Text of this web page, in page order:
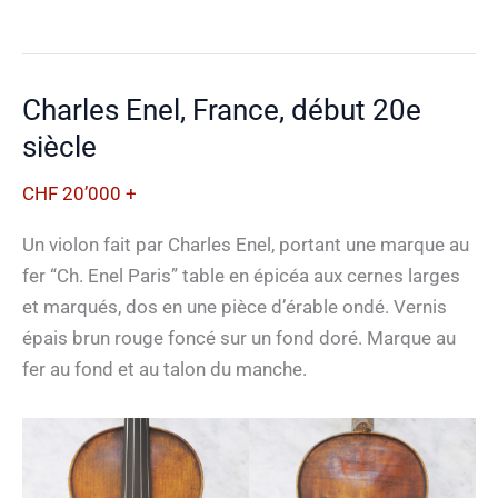
Charles Enel, France, début 20e
siècle
CHF 20’000 +
Un violon fait par Charles Enel, portant une marque au
fer “Ch. Enel Paris” table en épicéa aux cernes larges
et marqués, dos en une pièce d’érable ondé. Vernis
épais brun rouge foncé sur un fond doré. Marque au
fer au fond et au talon du manche.